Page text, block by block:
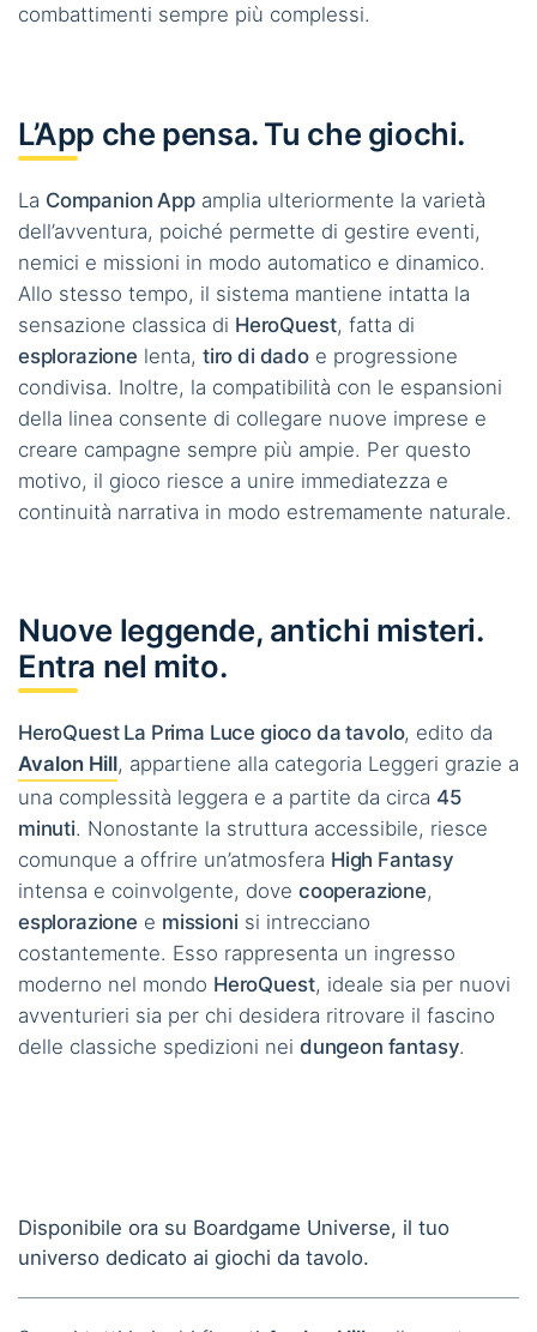
combattimenti sempre più complessi.
L’App che pensa. Tu che giochi.
La Companion Appamplia ulteriormente la varietà
dell’avventura, poiché permette di gestire eventi,
nemici e missioni in modo automatico e dinamico.
Allo stesso tempo, il sistema mantiene intatta la
sensazione classica di HeroQuest, fatta di
esplorazione lenta, tiro di dadoe progressione
condivisa. Inoltre, la compatibilità con le espansioni
della linea consente di collegare nuove imprese e
creare campagne sempre più ampie. Per questo
motivo, il gioco riesce a unire immediatezza e
continuità narrativa in modo estremamente naturale.
Nuove leggende, antichi misteri.
Entra nel mito.
HeroQuest La Prima Luce gioco da tavolo, edito da
Avalon Hill, appartiene alla categoria Leggeri grazie a
una complessità leggera e a partite da circa 45
minuti. Nonostante la struttura accessibile, riesce
comunque a offrire un’atmosfera High Fantasy
intensa e coinvolgente, dove cooperazione,
esplorazione e missioni si intrecciano
costantemente. Esso rappresenta un ingresso
moderno nel mondo HeroQuest, ideale sia per nuovi
avventurieri sia per chi desidera ritrovare il fascino
delle classiche spedizioni nei dungeon fantasy.
Disponibile ora su Boardgame Universe, il tuo
universo dedicato ai giochi da tavolo.